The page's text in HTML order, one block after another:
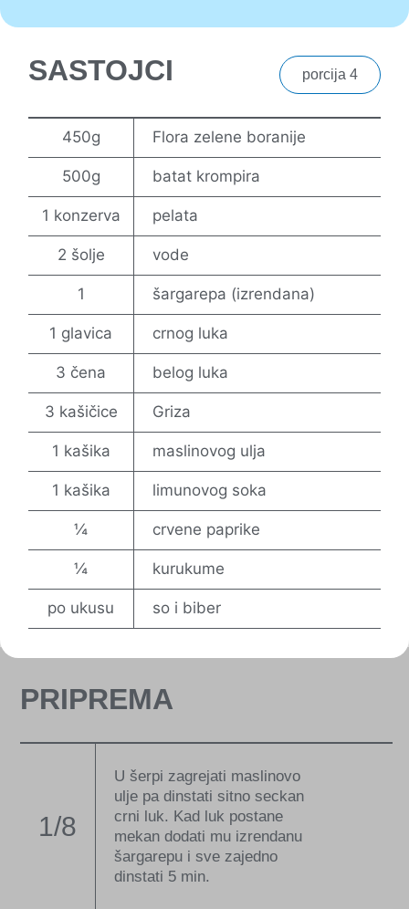
SASTOJCI porcija 4
450g Flora zelene boranije
500g batat krompira
1 konzerva pelata
2 šolje vode
1 šargarepa (izrendana)
1 glavica crnog luka
3 čena belog luka
3 kašičice Griza
1 kašika maslinovog ulja
1 kašika limunovog soka
¼ crvene paprike
¼ kurukume
po ukusu so i biber
PRIPREMA
1/8
U šerpi zagrejati maslinovo
ulje pa dinstati sitno seckan
crni luk. Kad luk postane
mekan dodati mu izrendanu
šargarepu i sve zajedno
dinstati 5 min.